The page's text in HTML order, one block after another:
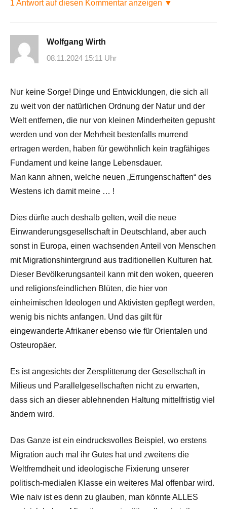
1 Antwort auf diesen Kommentar anzeigen ▼
Wolfgang Wirth
08.11.2024 15:11 Uhr
Nur keine Sorge! Dinge und Entwicklungen, die sich all
zu weit von der natürlichen Ordnung der Natur und der
Welt entfernen, die nur von kleinen Minderheiten gepusht
werden und von der Mehrheit bestenfalls murrend
ertragen werden, haben für gewöhnlich kein tragfähiges
Fundament und keine lange Lebensdauer.
Man kann ahnen, welche neuen „Errungenschaften“ des
Westens ich damit meine … !
Dies dürfte auch deshalb gelten, weil die neue
Einwanderungsgesellschaft in Deutschland, aber auch
sonst in Europa, einen wachsenden Anteil von Menschen
mit Migrationshintergrund aus traditionellen Kulturen hat.
Dieser Bevölkerungsanteil kann mit den woken, queeren
und religionsfeindlichen Blüten, die hier von
einheimischen Ideologen und Aktivisten gepflegt werden,
wenig bis nichts anfangen. Und das gilt für
eingewanderte Afrikaner ebenso wie für Orientalen und
Osteuropäer.
Es ist angesichts der Zersplitterung der Gesellschaft in
Milieus und Parallelgesellschaften nicht zu erwarten,
dass sich an dieser ablehnenden Haltung mittelfristig viel
ändern wird.
Das Ganze ist ein eindrucksvolles Beispiel, wo erstens
Migration auch mal ihr Gutes hat und zweitens die
Weltfremdheit und ideologische Fixierung unserer
politisch-medialen Klasse ein weiteres Mal offenbar wird.
Wie naiv ist es denn zu glauben, man könnte ALLES